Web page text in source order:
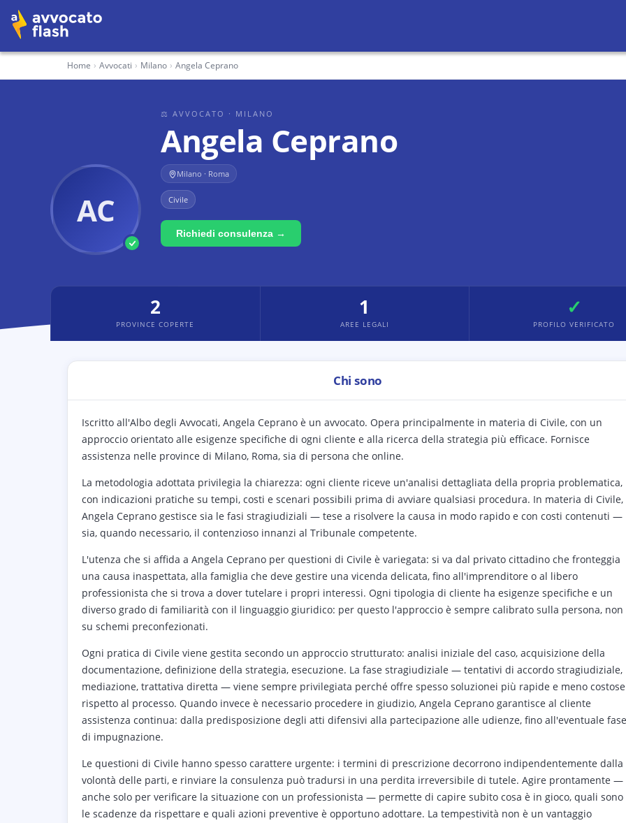
Home › Avvocati › Milano › Angela Ceprano
AC
⚖ AVVOCATO · MILANO
Angela Ceprano
Milano · Roma
Civile
Richiedi consulenza →
2
PROVINCE COPERTE
1
AREE LEGALI
✓
PROFILO VERIFICATO
Chi sono
Iscritto all'Albo degli Avvocati, Angela Ceprano è un avvocato. Opera principalmente in materia di Civile, con un
approccio orientato alle esigenze specifiche di ogni cliente e alla ricerca della strategia più efficace. Fornisce
assistenza nelle province di Milano, Roma, sia di persona che online.
La metodologia adottata privilegia la chiarezza: ogni cliente riceve un'analisi dettagliata della propria problematica,
con indicazioni pratiche su tempi, costi e scenari possibili prima di avviare qualsiasi procedura. In materia di Civile,
Angela Ceprano gestisce sia le fasi stragiudiziali — tese a risolvere la causa in modo rapido e con costi contenuti —
sia, quando necessario, il contenzioso innanzi al Tribunale competente.
L'utenza che si affida a Angela Ceprano per questioni di Civile è variegata: si va dal privato cittadino che fronteggia
una causa inaspettata, alla famiglia che deve gestire una vicenda delicata, fino all'imprenditore o al libero
professionista che si trova a dover tutelare i propri interessi. Ogni tipologia di cliente ha esigenze specifiche e un
diverso grado di familiarità con il linguaggio giuridico: per questo l'approccio è sempre calibrato sulla persona, non
su schemi preconfezionati.
Ogni pratica di Civile viene gestita secondo un approccio strutturato: analisi iniziale del caso, acquisizione della
documentazione, definizione della strategia, esecuzione. La fase stragiudiziale — tentativi di accordo stragiudiziale,
mediazione, trattativa diretta — viene sempre privilegiata perché offre spesso soluzionei più rapide e meno costose
rispetto al processo. Quando invece è necessario procedere in giudizio, Angela Ceprano garantisce al cliente
assistenza continua: dalla predisposizione degli atti difensivi alla partecipazione alle udienze, fino all'eventuale fase
di impugnazione.
Le questioni di Civile hanno spesso carattere urgente: i termini di prescrizione decorrono indipendentemente dalla
volontà delle parti, e rinviare la consulenza può tradursi in una perdita irreversibile di tutele. Agire prontamente —
anche solo per verificare la situazione con un professionista — permette di capire subito cosa è in gioco, quali sono
le scadenze da rispettare e quali azioni preventive è opportuno adottare. La tempestività non è un vantaggio